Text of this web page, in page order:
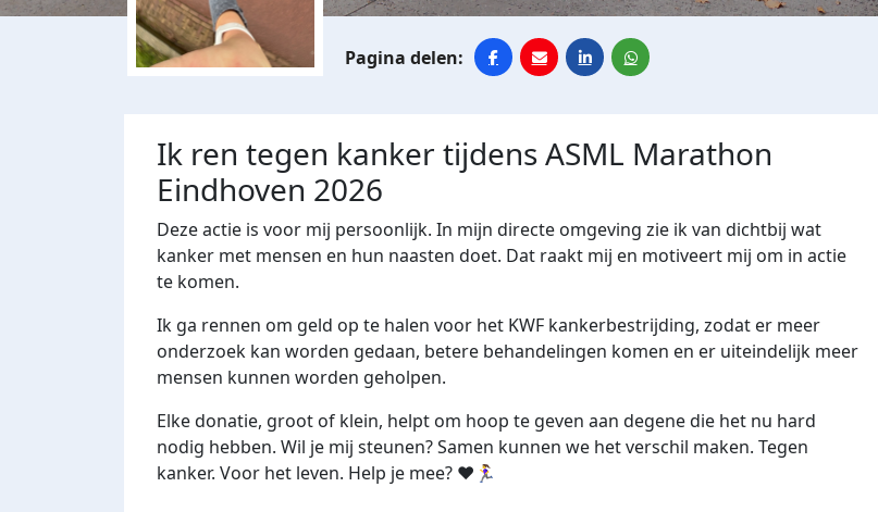
Ik ren tegen kanker tijdens ASML Marathon
Eindhoven 2026
Deze actie is voor mij persoonlijk. In mijn directe omgeving zie ik van dichtbij wat
kanker met mensen en hun naasten doet. Dat raakt mij en motiveert mij om in actie
te komen.
Ik ga rennen om geld op te halen voor het KWF kankerbestrijding, zodat er meer
onderzoek kan worden gedaan, betere behandelingen komen en er uiteindelijk meer
mensen kunnen worden geholpen.
Elke donatie, groot of klein, helpt om hoop te geven aan degene die het nu hard
nodig hebben. Wil je mij steunen? Samen kunnen we het verschil maken. Tegen
kanker. Voor het leven. Help je mee? ❤️🏃‍♀️